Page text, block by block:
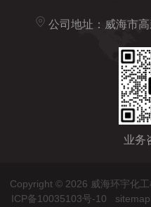
公司地址：威海市
业务
Copyright © 2026 威海环宇化
ICP备10035103号-10